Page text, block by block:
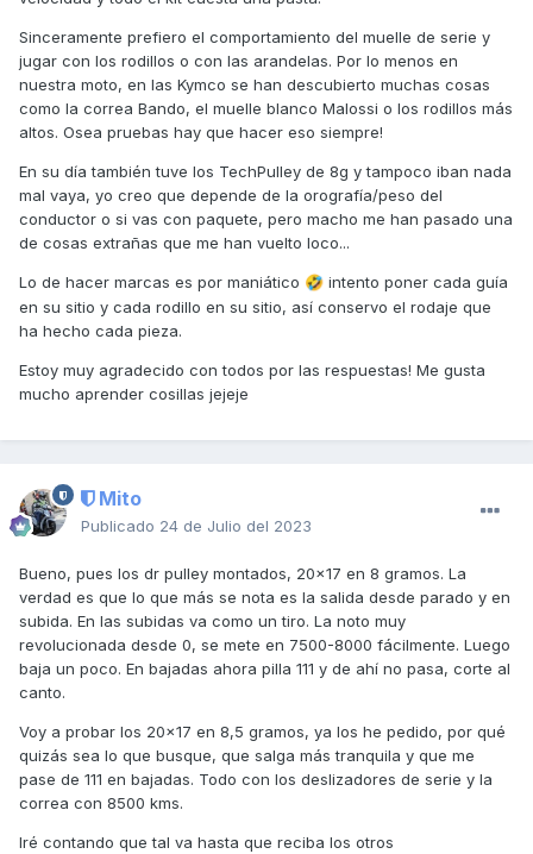
en la conducción que es la inercia del vehículo
manteniendo la velocidad más tiempo a punta de gas, lo
que influye seriamente en el consumo.
Sabiendo esto, no debe extrañarnos que midiendo los
las mismas rpm con la misma velocidad en todos los casos.
(debido a que la posición del variador puede estar más
avanzada o retrasada cuando abrimos gas debido a esa
inercia o desfase en el tiempo que necesita el variador
para ajustarse en su punto de velocidad/rpm).
Saludos
guías del variador con la placa metálica para que siempre
se monte en la misma posición, yo también lo hago.
Sinceramente prefiero el comportamiento del muelle de serie y
jugar con los rodillos o con las arandelas. Por lo menos en
nuestra moto, en las Kymco se han descubierto muchas cosas
como la correa Bando, el muelle blanco Malossi o los rodillos más
altos. Osea pruebas hay que hacer eso siempre!
En su día también tuve los TechPulley de 8g y tampoco iban nada
mal vaya, yo creo que depende de la orografía/peso del
conductor o si vas con paquete, pero macho me han pasado una
de cosas extrañas que me han vuelto loco...
Lo de hacer marcas es por maniático 🤣 intento poner cada guía
en su sitio y cada rodillo en su sitio, así conservo el rodaje que
ha hecho cada pieza.
Estoy muy agradecido con todos por las respuestas! Me gusta
mucho aprender cosillas jejeje
Mito
Publicado 24 de Julio del 2023
Bueno, pues los dr pulley montados, 20x17 en 8 gramos. La
verdad es que lo que más se nota es la salida desde parado y en
subida. En las subidas va como un tiro. La noto muy
revolucionada desde 0, se mete en 7500-8000 fácilmente. Luego
baja un poco. En bajadas ahora pilla 111 y de ahí no pasa, corte al
canto.
Voy a probar los 20x17 en 8,5 gramos, ya los he pedido, por qué
quizás sea lo que busque, que salga más tranquila y que me
pase de 111 en bajadas. Todo con los deslizadores de serie y la
correa con 8500 kms.
Iré contando que tal va hasta que reciba los otros